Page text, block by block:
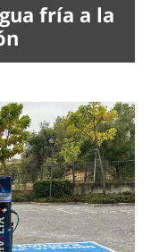
fría a la